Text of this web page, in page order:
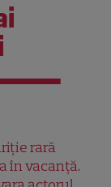
rară
în vacanță.